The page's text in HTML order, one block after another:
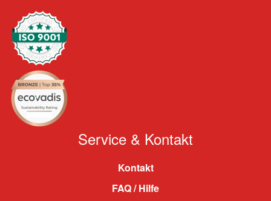
Service & Kontakt
Kontakt
FAQ / Hilfe